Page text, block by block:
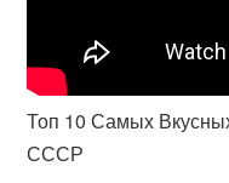
Топ 10 Самых
СССР